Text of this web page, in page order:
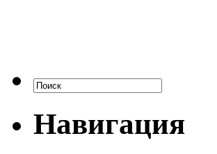
Навигация